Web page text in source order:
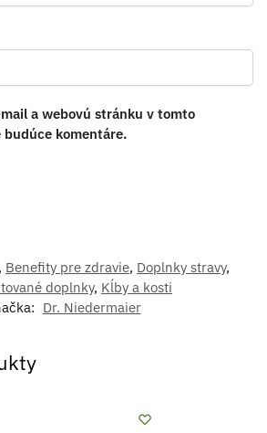
a webovú stránku v tomto
komentáre.
, Benefity pre zdravie, Doplnky stravy,
doplnky, Kĺby a kosti
Dr. Niedermaier